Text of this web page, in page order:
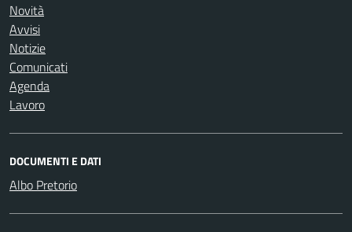
Novità
Avvisi
Notizie
Comunicati
Agenda
Lavoro
DOCUMENTI E DATI
Albo Pretorio